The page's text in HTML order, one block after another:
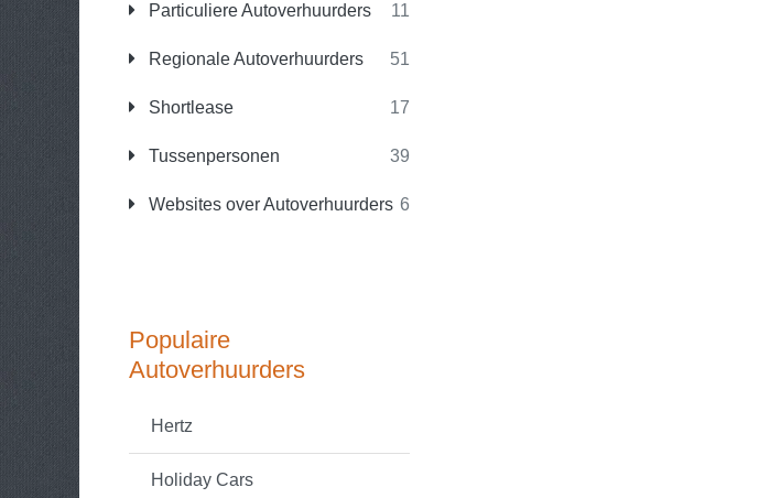
Particuliere Autoverhuurders 11
Regionale Autoverhuurders 51
Shortlease 17
Tussenpersonen 39
Websites over Autoverhuurders 6
Populaire
Autoverhuurders
Hertz
Holiday Cars